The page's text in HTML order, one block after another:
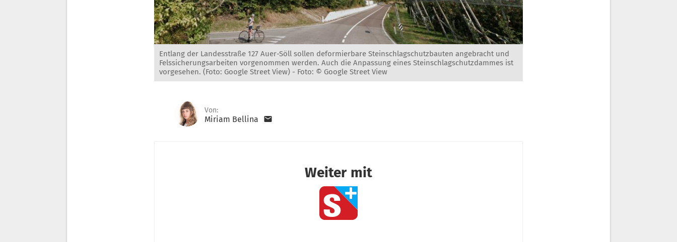
Entlang der Landesstraße 127 Auer-Söll sollen deformierbare Steinschlagschutzbauten angebracht und
Felssicherungsarbeiten vorgenommen werden. Auch die Anpassung eines Steinschlagschutzdammes ist
vorgesehen. (Foto: Google Street View) - Foto: © Google Street View
Von:
Miriam Bellina